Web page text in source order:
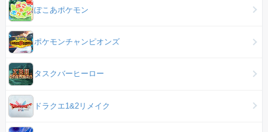
ぽこあポケモン
ポケモンチャンピオンズ
タスクバーヒーロー
ドラクエ1&2リメイク